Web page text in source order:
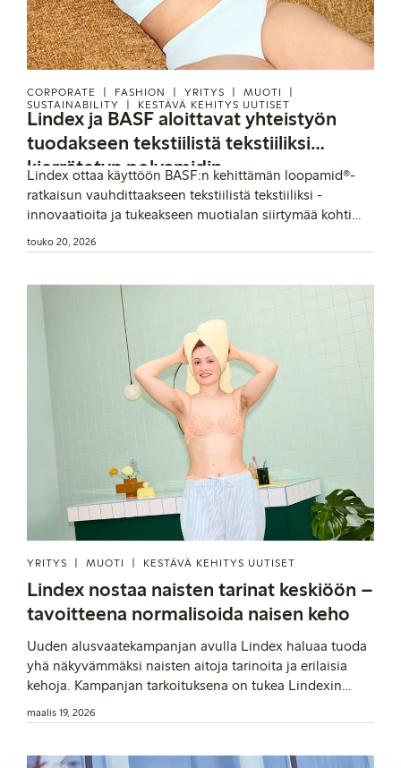
CORPORATE FASHION YRITYS
MUOTI
SUSTAINABILITY
KESTÄVÄ KEHITYS UUTISET
Lindex ja BASF aloittavat yhteistyön
tuodakseen tekstiilistä tekstiiliksi
kierrätetyn polyamidin
alusvaatesektorille
Lindex ottaa käyttöön BASF:n kehittämän loopamid®-
ratkaisun vauhdittaakseen tekstiilistä tekstiiliksi -
innovaatioita ja tukeakseen muotialan siirtymää kohti
Yhteistyön myötä loopamidia tullaan käyttämään
touko 20, 2026
YRITYS MUOTI KESTÄVÄ KEHITYS UUTISET
Lindex nostaa naisten tarinat keskiöön –
tavoitteena normalisoida naisen keho
Uuden alusvaatekampanjan avulla Lindex haluaa tuoda
yhä näkyvämmäksi naisten aitoja tarinoita ja erilaisia
kehoja. Kampanjan tarkoituksena on tukea Lindexin
korkeaa päämäärää: merkityksellisen muutoksen
edistämistä naisten hyväksi, jotta jokainen nainen voisi
maalis 19, 2026